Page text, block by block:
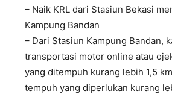
– Naik KRL dari Stasiun Bekasi
Kampung Bandan
– Dari Stasiun Kampung Bandan,
transportasi motor online atau
yang ditempuh kurang lebih 1,5
tempuh yang diperlukan kurang